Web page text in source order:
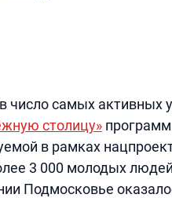
самых активных
столицу»
в рамках
3 000 молодых
Подмосковье